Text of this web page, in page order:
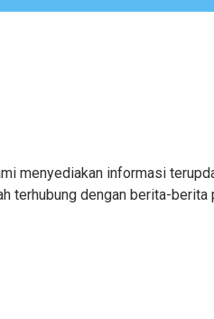
menyediakan informasi
terhubung dengan berita-berita